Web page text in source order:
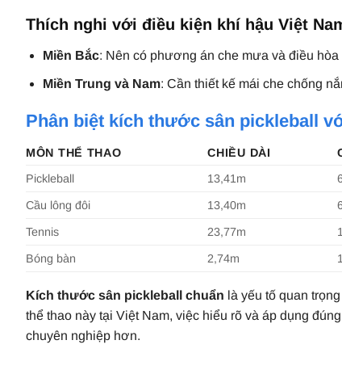
Thích nghi với điều kiện khí hậu Việt
Miền Bắc: Nên có phương án che mưa và điều hòa
Miền Trung và Nam: Cần thiết kế mái che chống
Phân biệt kích thước sân pickleball
MÔN THỂ THAO CHIỀU DÀI
Pickleball
13,41m
Cầu lông đôi 13,40m
Tennis 23,77m
Bóng bàn 2,74m
Kích thước sân pickleball chuẩn là yếu tố quan
thể thao này tại Việt Nam, việc hiểu rõ và áp dụng
chuyên nghiệp hơn.